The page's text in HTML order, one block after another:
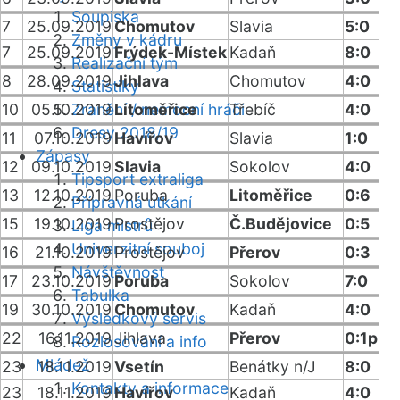
Soupiska
Změny v kádru
Realizační tým
Statistiky
Zranění / nemocní hráči
Dresy 2018/19
Zápasy
Tipsport extraliga
Přípravná utkání
Liga mistrů
Univerzitní souboj
Návštěvnost
Tabulka
Výsledkový servis
Rozlosování a info
Mládež
Kontakty a informace
7
25.09.2019Chomutov Slavia
5:0
7
25.09.2019Frýdek-MístekKadaň
8:0
8
28.09.2019Jihlava Chomutov
4:0
10
05.10.2019Litoměřice Třebíč
4:0
11
07.10.2019Havířov Slavia
1:0
12
09.10.2019Slavia Sokolov
4:0
13
12.10.2019Poruba Litoměřice
0:6
15
19.10.2019Prostějov Č.Budějovice
0:5
16
21.10.2019Prostějov Přerov
0:3
17
23.10.2019Poruba Sokolov
7:0
19
30.10.2019 Chomutov Kadaň
4:0
22
16.11.2019Jihlava Přerov
0:1p
23
18.11.2019Vsetín Benátky n/J
8:0
23
18.11.2019Havířov Kadaň
4:0